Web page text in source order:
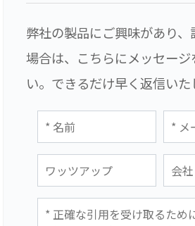
弊社の製品にご興味があり
場合は、こちらにメッセージ
い。できるだけ早く返信いた